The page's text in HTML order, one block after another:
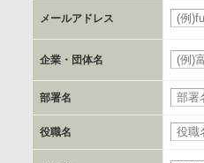
お客様のご氏名、フリガナ、
郵便番号、住所、電話番号、
c.第三者への提供の手段または
書類の送付又は電子的な方法
メールアドレス
企業・団体名
部署名
役職名